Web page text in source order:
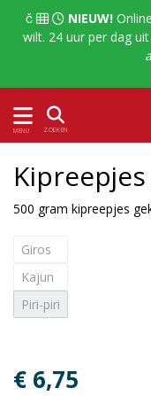
   NIEUW!
wilt. 24 uur per dag
MENU ZOEKEN
500 gram kipreepjes
Giros
Kajun
Piri-piri
€ 6,75